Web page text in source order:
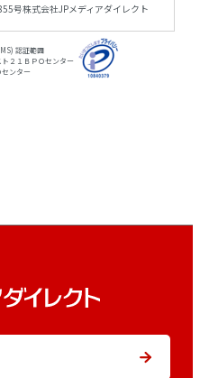
号株式会社JPメディアダイレクト
認証範囲
２１ＢＰＯセンター
センター